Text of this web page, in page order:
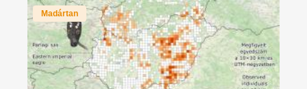
Madártan